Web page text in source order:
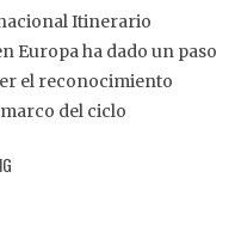
Itinerario
Europa ha dado un paso
el reconocimiento
del ciclo